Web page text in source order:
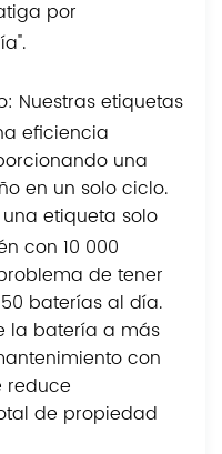
por
Nuestras etiquetas
eficiencia
una
en un solo ciclo.
etiqueta solo
con 10 000
de tener
baterías al día.
la batería a más
con
reduce
de propiedad